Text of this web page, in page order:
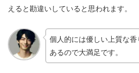
えると勘違いしていると思われます。
個人的には優しい上質な
あるので大満足です。